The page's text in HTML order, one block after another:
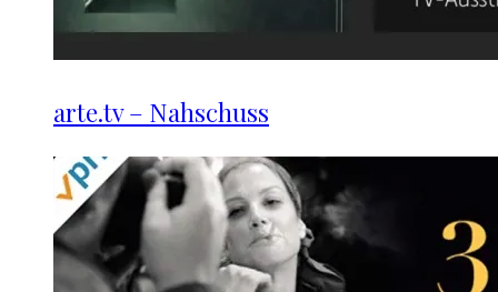
arte.tv – Nahschuss